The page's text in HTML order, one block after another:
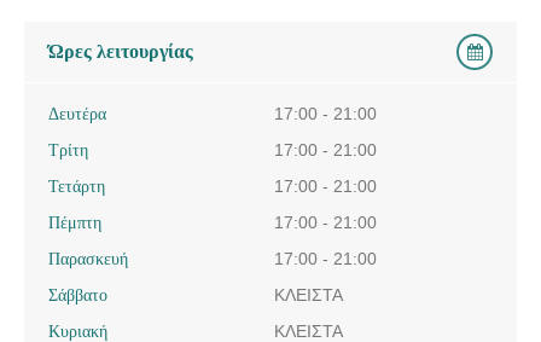
Ώρες λειτουργίας
Δευτέρα
17:00 - 21:00
Τρίτη
17:00 - 21:00
Τετάρτη
17:00 - 21:00
Πέμπτη
17:00 - 21:00
Παρασκευή
17:00 - 21:00
Σάββατο
ΚΛΕΙΣΤΑ
Κυριακή
ΚΛΕΙΣΤΑ